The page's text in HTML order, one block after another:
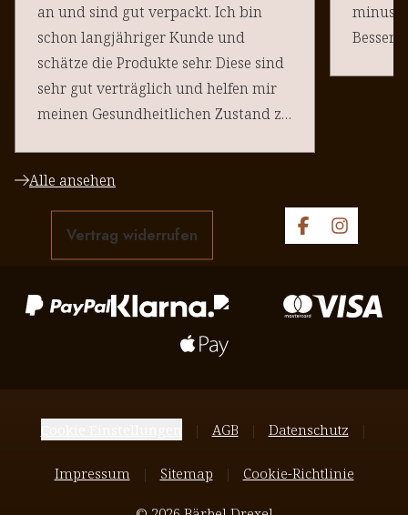
an und sind gut verpackt. Ich bin
schon langjähriger Kunde und
schätze die Produkte sehr. Diese sind
sehr gut verträglich und helfen mir
meinen Gesundheitlichen Zustand zu
minus
Alle ansehen
Vertrag widerrufen
AGB Datenschutz
Impressum Sitemap Cookie-Richtlinie